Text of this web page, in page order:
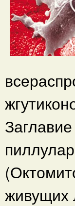
живущих